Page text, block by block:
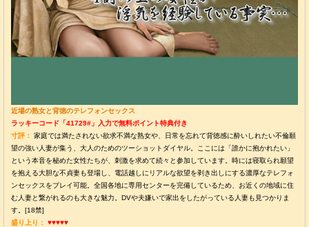
近場の熟女と背徳のテレフォンセックス
ラッキーコード「41729#」入力で無料ポイント特典付き
寸評：
家庭では満たされない欲求不満な熟女や、日常を忘れて背徳感に酔いしれたい不倫願
望の強い人妻が集う、大人のためのツーショットダイヤル。ここには「誰かに抱かれたい」
という本音を秘めた女性たちが、刺激を求めて続々と参加しています。時には寝取られ願望
を抱える大胆な不貞妻も登場し、電話越しにリアルな欲望を剥き出しにする濃厚なテレフォ
ンセックスをプレイ可能。全国各地に専用センターを完備しているため、お近くの地域に住
む人妻と繋がれるのも大きな魅力。DVや夫嫌いで家出をしたがっている人妻も見つかりま
す。[18禁]
盛り上り：
♥♥♥♥♥